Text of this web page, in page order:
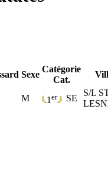
Sexe
Catégorie
Cat.
M 1 er SE
S/L